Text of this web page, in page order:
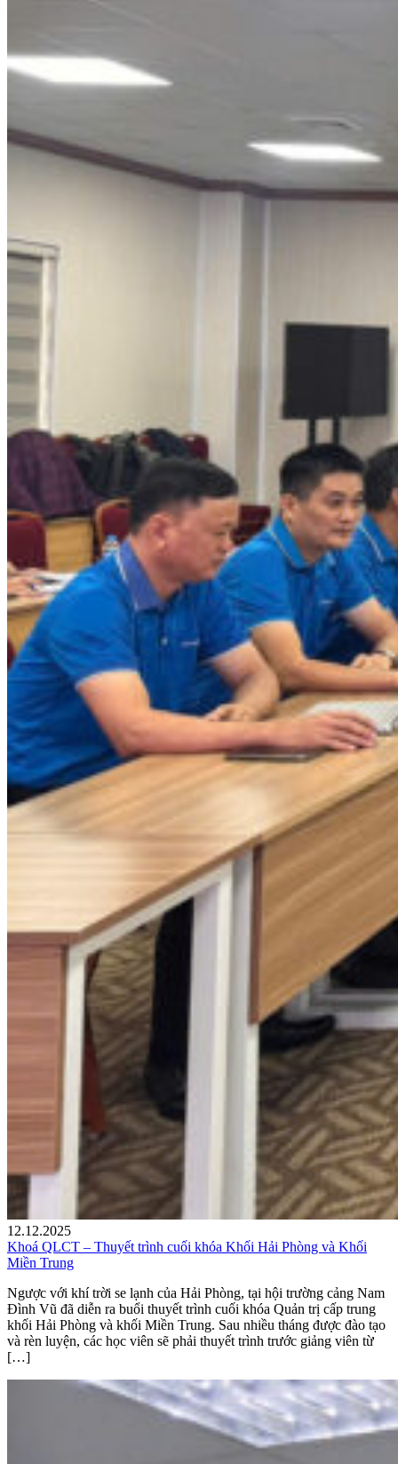
12.12.2025
Khoá QLCT – Thuyết trình cuối khóa Khối Hải Phòng và Khối
Miền Trung
Ngược với khí trời se lạnh của Hải Phòng, tại hội trường cảng Nam
Đình Vũ đã diễn ra buổi thuyết trình cuối khóa Quản trị cấp trung
khối Hải Phòng và khối Miền Trung. Sau nhiều tháng được đào tạo
và rèn luyện, các học viên sẽ phải thuyết trình trước giảng viên từ
[…]